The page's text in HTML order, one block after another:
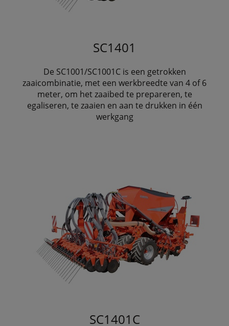
SC1401
De SC1001/SC1001C is een getrokken
zaaicombinatie, met een werkbreedte van 4 of 6
meter, om het zaaibed te prepareren, te
egaliseren, te zaaien en aan te drukken in één
werkgang
SC1401C